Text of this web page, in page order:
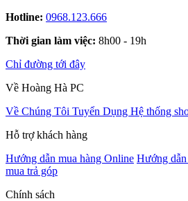
Hotline: 0968.123.666
Thời gian làm việc: 8h00 - 19h
Chỉ đường tới đây
Về Hoàng Hà PC
Về Chúng Tôi Tuyển Dụng Hệ thống
Hỗ trợ khách hàng
Hướng dẫn mua hàng Online Hướng dẫn
mua trả góp
Chính sách